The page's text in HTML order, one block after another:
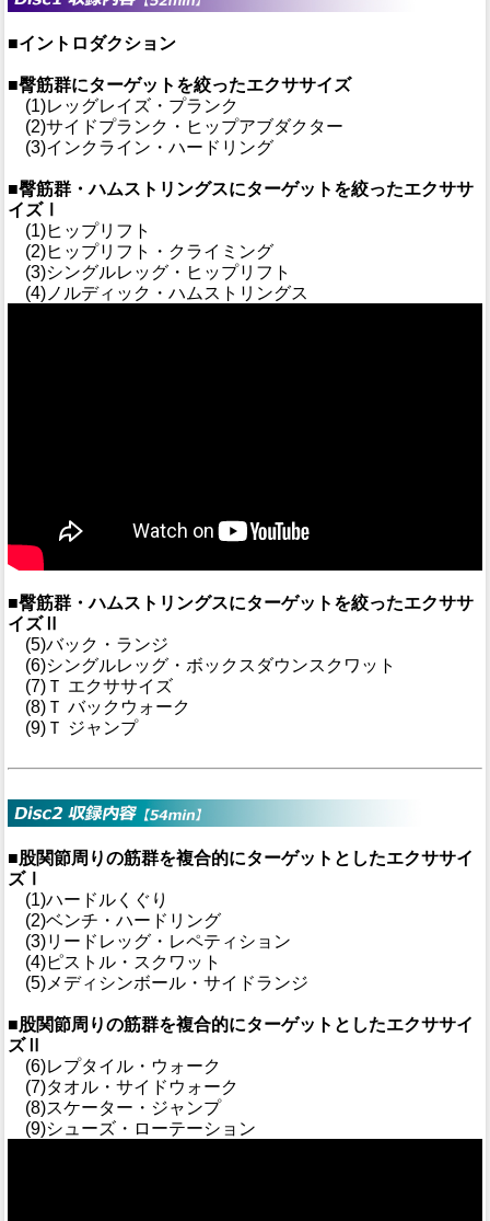
■イントロダクション
■臀筋群にターゲットを絞ったエクササイズ
(1)レッグレイズ・プランク
(2)サイドプランク・ヒップアブダクター
(3)インクライン・ハードリング
■臀筋群・ハムストリングスにターゲットを絞ったエクササ
イズⅠ
(1)ヒップリフト
(2)ヒップリフト・クライミング
(3)シングルレッグ・ヒップリフト
(4)ノルディック・ハムストリングス
■臀筋群・ハムストリングスにターゲットを絞ったエクササ
イズⅡ
(5)バック・ランジ
(6)シングルレッグ・ボックスダウンスクワット
(7)Ｔ エクササイズ
(8)Ｔ バックウォーク
(9)Ｔ ジャンプ
■股関節周りの筋群を複合的にターゲットとしたエクササイ
ズⅠ
(1)ハードルくぐり
(2)ベンチ・ハードリング
(3)リードレッグ・レペティション
(4)ピストル・スクワット
(5)メディシンボール・サイドランジ
■股関節周りの筋群を複合的にターゲットとしたエクササイ
ズⅡ
(6)レプタイル・ウォーク
(7)タオル・サイドウォーク
(8)スケーター・ジャンプ
(9)シューズ・ローテーション